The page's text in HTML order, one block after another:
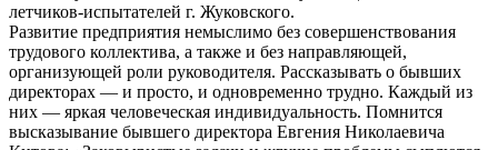
летчиков-испытателей г. Жуковского.
Развитие предприятия немыслимо без совершенствования
трудового коллектива, а также и без направляющей,
организующей роли руководителя. Рассказывать о бывших
директорах — и просто, и одновременно трудно. Каждый из
них — яркая человеческая индивидуальность. Помнится
высказывание бывшего директора Евгения Николаевича